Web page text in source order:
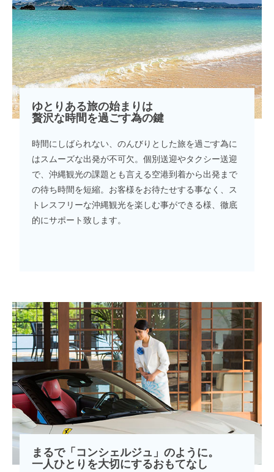
ゆとりある旅の始まりは
贅沢な時間を過ごす為の鍵
時間にしばられない、のんびりとした旅を過ごす為に
はスムーズな出発が不可欠。個別送迎やタクシー送迎
で、沖縄観光の課題とも言える空港到着から出発まで
の待ち時間を短縮。お客様をお待たせする事なく、ス
トレスフリーな沖縄観光を楽しむ事ができる様、徹底
的にサポート致します。
まるで「コンシェルジュ」のように。
一人ひとりを大切にするおもてなし